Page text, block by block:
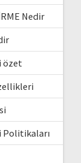
Nedir
özet
Politikaları